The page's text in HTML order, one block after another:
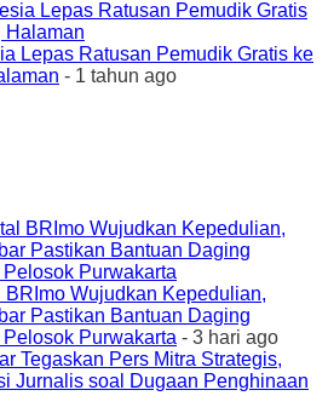
Lepas Ratusan Pemudik Gratis ke
- 1 tahun ago
Wujudkan Kepedulian,
Pastikan Bantuan Daging
Purwakarta - 3 hari ago